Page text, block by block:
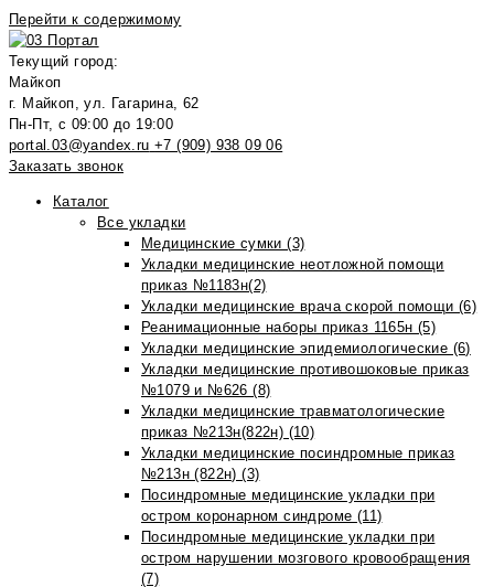
Перейти к содержимому
Текущий город:
Майкоп
г. Майкоп, ул. Гагарина, 62
Пн-Пт, с 09:00 до 19:00
portal.03@yandex.ru +7 (909) 938 09 06
Заказать звонок
Каталог
Все укладки
Медицинские сумки (3)
Укладки медицинские неотложной помощи
приказ №1183н(2)
Укладки медицинские врача скорой помощи (6)
Реанимационные наборы приказ 1165н (5)
Укладки медицинские эпидемиологические (6)
Укладки медицинские противошоковые приказ
№1079 и №626 (8)
Укладки медицинские травматологические
приказ №213н(822н) (10)
Укладки медицинские посиндромные приказ
№213н (822н) (3)
Посиндромные медицинские укладки при
остром коронарном синдроме (11)
Посиндромные медицинские укладки при
остром нарушении мозгового кровообращения
(7)